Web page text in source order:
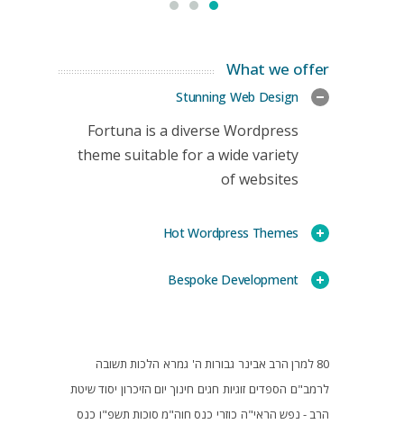
What we offer
Stunning Web Design
Fortuna is a diverse Wordpress
theme suitable for a wide variety
of websites
Hot Wordpress Themes
Bespoke Development
80 למרן הרב אבינר גבורות ה' גמרא הלכות תשובה
לרמב"ם הספדים זוגיות חגים חינוך יום הזיכרון יסוד שיטת
הרב - נפש הראי"ה כוזרי כנס חוה"מ סוכות תשפ"ו כנס